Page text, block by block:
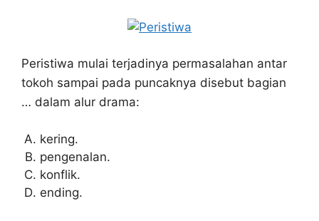
Peristiwa mulai terjadinya permasalahan antar
tokoh sampai pada puncaknya disebut bagian
… dalam alur drama:
kering.
pengenalan.
konflik.
ending.